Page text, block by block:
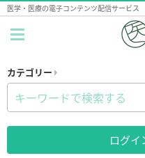
医学・医療の電子コンテンツ配信サービス
カテゴリー
ログイ